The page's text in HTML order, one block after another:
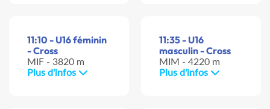
11:10 - U16 féminin
- Cross
MIF - 3820 m
Plus d'infos
11:35 - U16
masculin - Cross
MIM - 4220 m
Plus d'infos